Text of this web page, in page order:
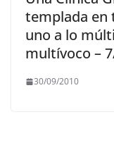
templada en
uno a lo
multívoco –
30/09/2010